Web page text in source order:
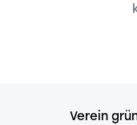
Verein